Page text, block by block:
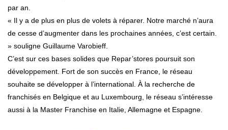
par an.
« Il y a de plus en plus de volets à réparer. Notre marché n’aura
de cesse d’augmenter dans les prochaines années, c’est certain.
» souligne Guillaume Varobieff.
C’est sur ces bases solides que Repar’stores poursuit son
développement. Fort de son succès en France, le réseau
souhaite se développer à l’international. À la recherche de
franchisés en Belgique et au Luxembourg, le réseau s’intéresse
aussi à la Master Franchise en Italie, Allemagne et Espagne.